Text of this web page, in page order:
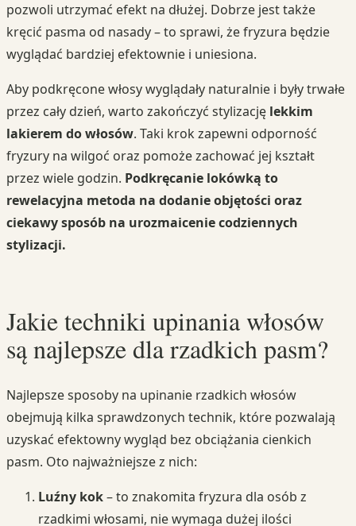
pozwoli utrzymać efekt na dłużej. Dobrze jest także
kręcić pasma od nasady – to sprawi, że fryzura będzie
wyglądać bardziej efektownie i uniesiona.
Aby podkręcone włosy wyglądały naturalnie i były trwałe
przez cały dzień, warto zakończyć stylizację lekkim
lakierem do włosów. Taki krok zapewni odporność
fryzury na wilgoć oraz pomoże zachować jej kształt
przez wiele godzin. Podkręcanie lokówką to
rewelacyjna metoda na dodanie objętości oraz
ciekawy sposób na urozmaicenie codziennych
stylizacji.
Jakie techniki upinania włosów
są najlepsze dla rzadkich pasm?
Najlepsze sposoby na upinanie rzadkich włosów
obejmują kilka sprawdzonych technik, które pozwalają
uzyskać efektowny wygląd bez obciążania cienkich
pasm. Oto najważniejsze z nich:
Luźny kok– to znakomita fryzura dla osób z
rzadkimi włosami, nie wymaga dużej ilości